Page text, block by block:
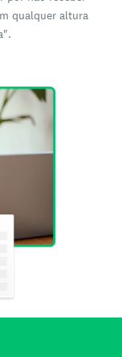
qualquer altura